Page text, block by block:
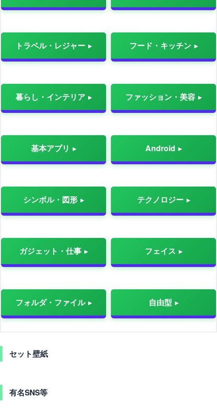
トラベル・レジャー フード・キッチン
暮らし・インテリア ファッション・美容
基本アプリ Android
シンボル・図形 テクノロジー
ガジェット・仕事 フェイス
フォルダ・ファイル 自由型
セット壁紙
有名SNS等